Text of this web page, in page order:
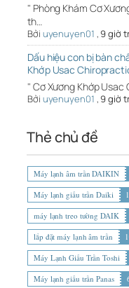
" Phòng Khám Cơ
th…
Bởi uyenuyen01 ,9 giờ
Dấu hiệu con bị bàn
Khớp Usac
" Cơ Xương Khớp
Bởi uyenuyen01 ,9 giờ
Thẻ chủ đề
Máy lạnh âm trần DAIKIN
Máy lạnh giấu trần Daiki
máy lạnh treo tường DAIK
lắp đặt máy lạnh âm trần
Máy Lạnh Giấu Trần Toshi
Máy lạnh giấu trần Panas